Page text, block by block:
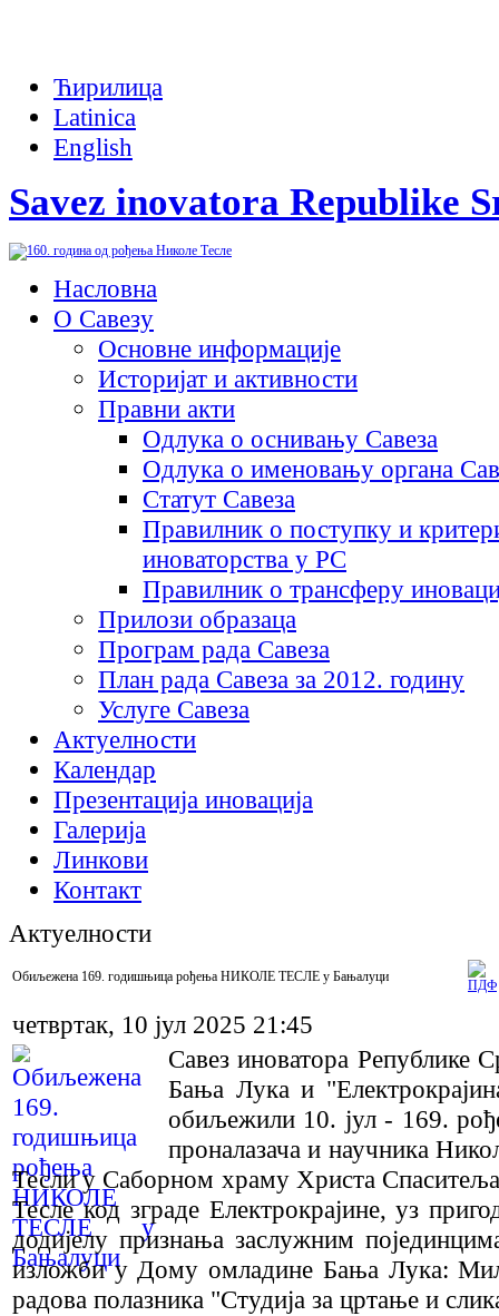
Ћирилица
Latinica
English
Savez inovatora Republike
Насловна
О Савезу
Основне информације
Историјат и активности
Правни акти
Одлука о оснивању Савеза
Одлука о именовању органа
Статут Савеза
Правилник о поступку и
иноваторства у РС
Правилник о трансферу
Прилози образаца
Програм рада Савеза
План рада Савеза за 2012. годину
Услуге Савеза
Актуелности
Календар
Презентација иновација
Галерија
Линкови
Контакт
Актуелности
Обиљежена 169. годишњица рођења НИКОЛЕ ТЕСЛЕ у Бањалуци
четвртак, 10 јул 2025 21:45
Савез иноватора Републике
Бања Лука и
обиљежили 10. jул - 169.
проналазача и научника
Тесли у Саборном храму Христа
Тесле код зграде Електрокрајине, уз
додијелу признања заслужним
изложби у Дому омладине Бања Лука:
радова полазника "Студија за цртање и